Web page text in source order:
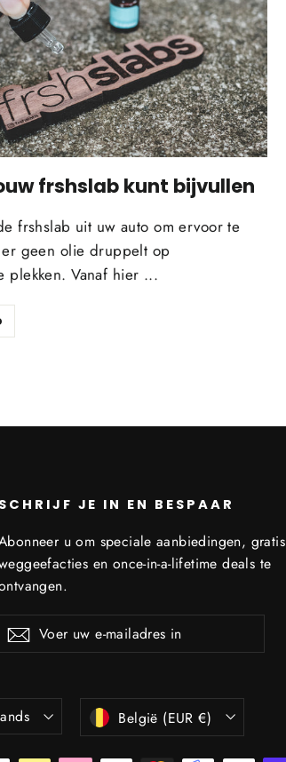
frshslab kunt bijvullen
frshslab uit uw auto om ervoor te
geen olie druppelt op
plekken. Vanaf hier ...
SCHRIJF JE IN EN BESPAAR
u om speciale aanbiedingen, gratis
en once-in-a-lifetime deals te
Voer
uw
AbonnerenAbonneren
Munteenheid
België (EUR €)